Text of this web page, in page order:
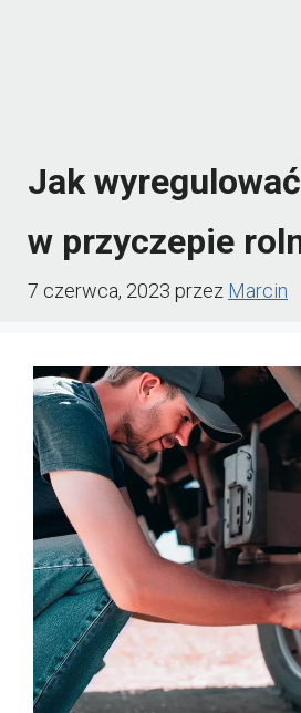
Jak
w przyczepie
7 czerwca, 2023 przez Marcin